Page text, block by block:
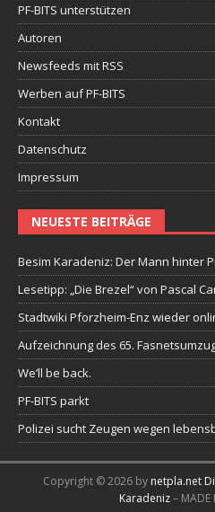
PF-BITS unterstützen
Autoren
Newsfeeds mit RSS
Werben auf PF-BITS
Kontakt
Datenschutz
Impressum
NEUESTE BEITRÄGE
Besim Karadeniz: Der Mann hinter
Lesetipp: „Die Brezel“ von Pascal
Stadtwiki Pforzheim-Enz wieder
Aufzeichnung des 65.
We’ll be back.
PF-BITS parkt
Polizei sucht Zeugen wegen
Copyright © 2026 by netpla.net
Karadeniz– MADE